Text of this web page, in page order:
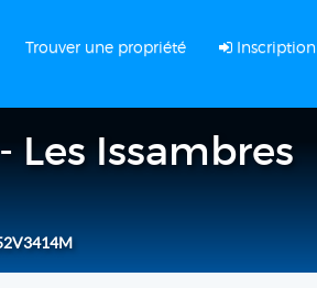
Trouver une propriété Inscription
Les Issambres